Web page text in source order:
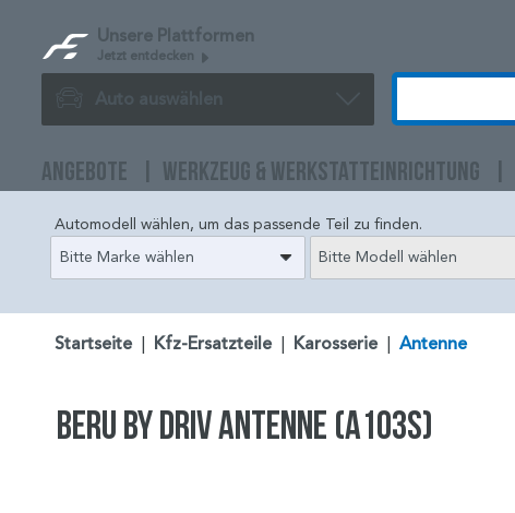
Unsere Plattformen
Jetzt entdecken
Auto auswählen
ANGEBOTE WERKZEUG & WERKSTATTEINRICHTUNG
Automodell wählen, um das passende Teil zu finden.
Bitte Marke wählen
Bitte Modell wählen
Startseite Kfz-Ersatzteile Karosserie Antenne
BERU by DRiV Antenne (A103S)